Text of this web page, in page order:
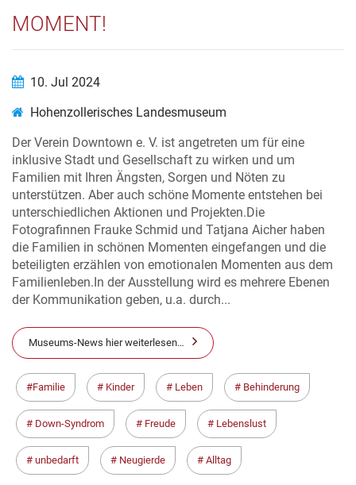
MOMENT!
10. Jul 2024
Hohenzollerisches Landesmuseum
Der Verein Downtown e. V. ist angetreten um für eine
inklusive Stadt und Gesellschaft zu wirken und um
Familien mit Ihren Ängsten, Sorgen und Nöten zu
unterstützen. Aber auch schöne Momente entstehen bei
unterschiedlichen Aktionen und Projekten.Die
Fotografinnen Frauke Schmid und Tatjana Aicher haben
die Familien in schönen Momenten eingefangen und die
beteiligten erzählen von emotionalen Momenten aus dem
Familienleben.In der Ausstellung wird es mehrere Ebenen
der Kommunikation geben, u.a. durch...
Museums-News hier weiterlesen…
Familie Kinder Leben Behinderung
Down-Syndrom Freude Lebenslust
unbedarft Neugierde Alltag